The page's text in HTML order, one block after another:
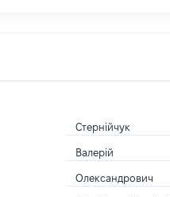
Стернійчук
Валерій
Олександрович